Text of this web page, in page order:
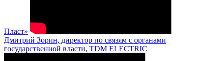
Пласт»
Дмитрий Зорин, директор по связям с органами
государственной власти, TDM ELECTRIC